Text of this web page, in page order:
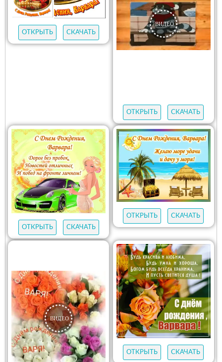
ОТКРЫТЬ СКАЧАТЬ
ОТКРЫТЬ СКАЧАТЬ
ОТКРЫТЬ СКАЧАТЬ
ОТКРЫТЬ СКАЧАТЬ
ОТКРЫТЬ СКАЧАТЬ